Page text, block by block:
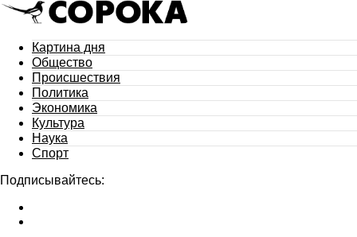
Картина дня
Общество
Происшествия
Политика
Экономика
Культура
Наука
Спорт
Подписывайтесь: